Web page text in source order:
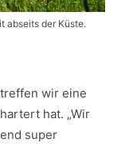
abseits der Küste.
wir eine
hat. „Wir
super